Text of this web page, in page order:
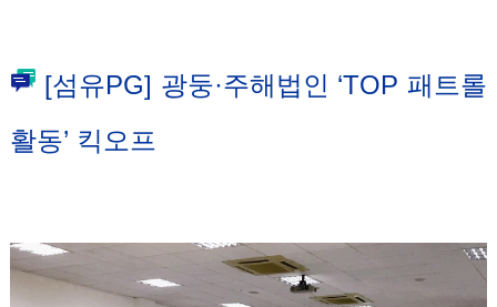
[섬유PG] 광둥·주해법인 ‘TOP 패트롤
활동’ 킥오프